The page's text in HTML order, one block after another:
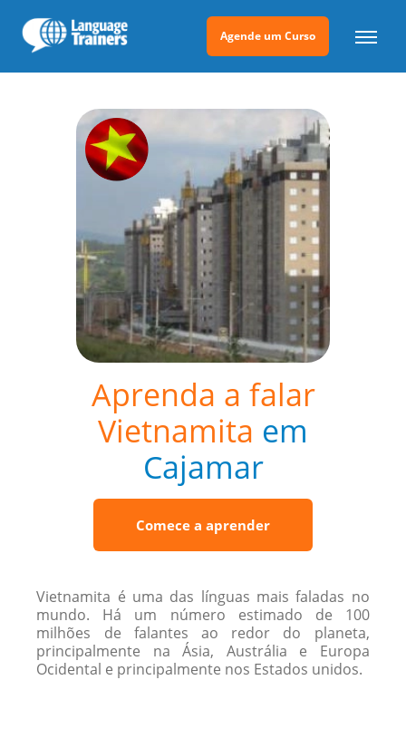
Agende um Curso
Aprenda a falar
Vietnamita em
Cajamar
Comece a aprender
Vietnamita é uma das línguas mais faladas no
mundo. Há um número estimado de 100
milhões de falantes ao redor do planeta,
principalmente na Ásia, Austrália e Europa
Ocidental e principalmente nos Estados unidos.